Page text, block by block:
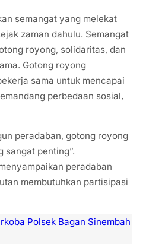
semangat yang melekat
zaman dahulu. Semangat
royong, solidaritas, dan
Gotong royong
sama untuk mencapai
perbedaan sosial,
peradaban, gotong royong
sangat penting”.
peradaban
membutuhkan partisipasi
Polsek Bagan Sinembah